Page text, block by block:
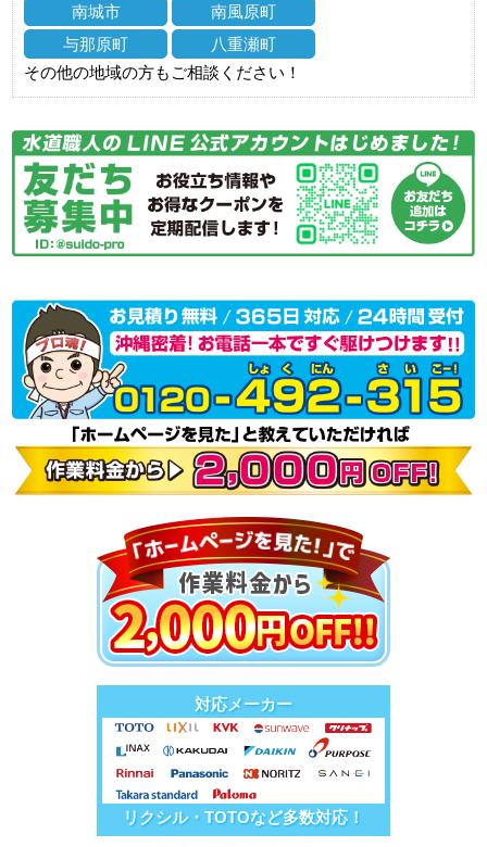
南城市
南風原町
与那原町
八重瀬町
その他の地域の方もご相談ください！
対応メーカー
リクシル・TOTOなど多数対応！